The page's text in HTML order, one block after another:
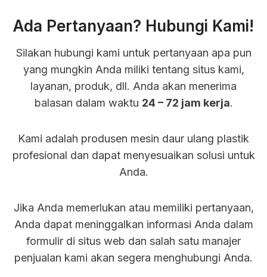
Ada Pertanyaan? Hubungi Kami!
Silakan hubungi kami untuk pertanyaan apa pun
yang mungkin Anda miliki tentang situs kami,
layanan, produk, dll. Anda akan menerima
balasan dalam waktu 24 – 72 jam kerja.
Kami adalah produsen mesin daur ulang plastik
profesional dan dapat menyesuaikan solusi untuk
Anda.
Jika Anda memerlukan atau memiliki pertanyaan,
Anda dapat meninggalkan informasi Anda dalam
formulir di situs web dan salah satu manajer
penjualan kami akan segera menghubungi Anda.